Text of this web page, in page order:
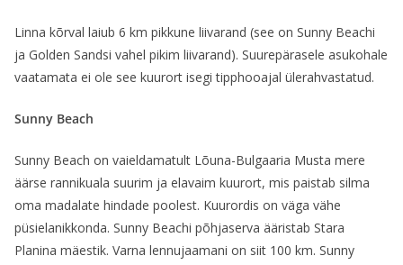
Linna kõrval laiub 6 km pikkune liivarand (see on Sunny Beachi
ja Golden Sandsi vahel pikim liivarand). Suurepärasele asukohale
vaatamata ei ole see kuurort isegi tipphooajal ülerahvastatud.
Sunny Beach
Sunny Beach on vaieldamatult Lõuna-Bulgaaria Musta mere
äärse rannikuala suurim ja elavaim kuurort, mis paistab silma
oma madalate hindade poolest. Kuurordis on väga vähe
püsielanikkonda. Sunny Beachi põhjaserva ääristab Stara
Planina mäestik. Varna lennujaamani on siit 100 km. Sunny